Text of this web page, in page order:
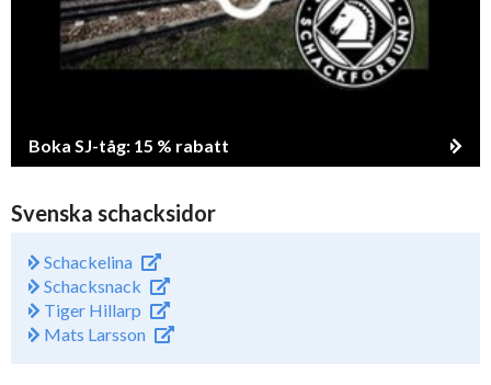
Boka SJ-tåg: 15 % rabatt
Svenska schacksidor
Schackelina
Schacksnack
Tiger Hillarp
Mats Larsson